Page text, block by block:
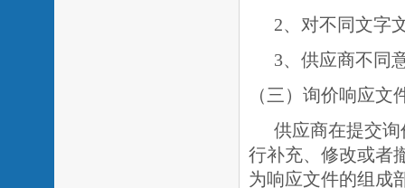
2、对不同文字
3、供应商不同
（三）询价响应文
供应商在提交
行补充、修改或者
为响应文件的组成